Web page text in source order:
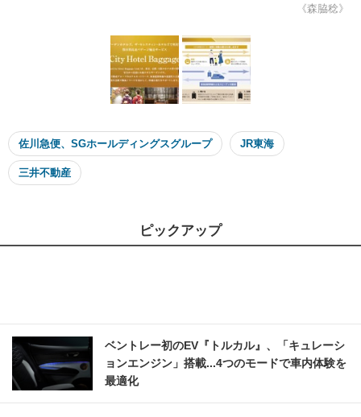
《森脇稔》
佐川急便、SGホールディングスグループ JR東海
三井不動産
ピックアップ
ベントレー初のEV『トルカル』、「キュレーシ
ョンエンジン」搭載...4つのモードで車内体験を
最適化